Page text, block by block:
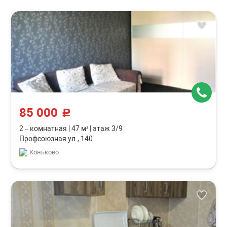
85 000 c
2 – комнатная 47 м² этаж 3/9
Профсоюзная ул., 140
Коньково